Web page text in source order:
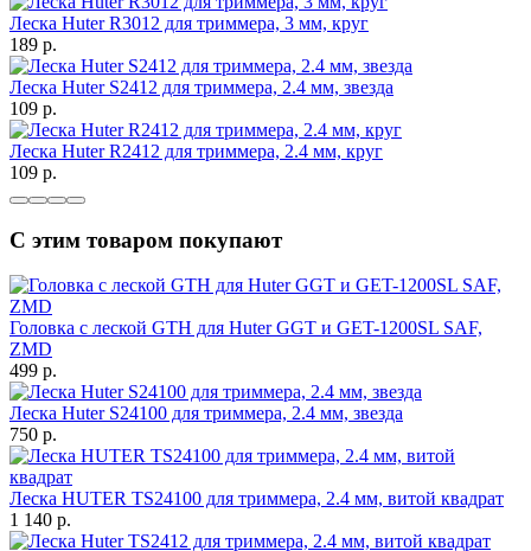
Леска Huter R3012 для триммера, 3 мм, круг
189 p.
Леска Huter S2412 для триммера, 2.4 мм, звезда
109 p.
Леска Huter R2412 для триммера, 2.4 мм, круг
109 p.
С этим товаром покупают
Головка с леской GTH для Huter GGT и GET-1200SL SAF,
ZMD
499 p.
Леска Huter S24100 для триммера, 2.4 мм, звезда
750 p.
Леска HUTER TS24100 для триммера, 2.4 мм, витой квадрат
1 140 p.